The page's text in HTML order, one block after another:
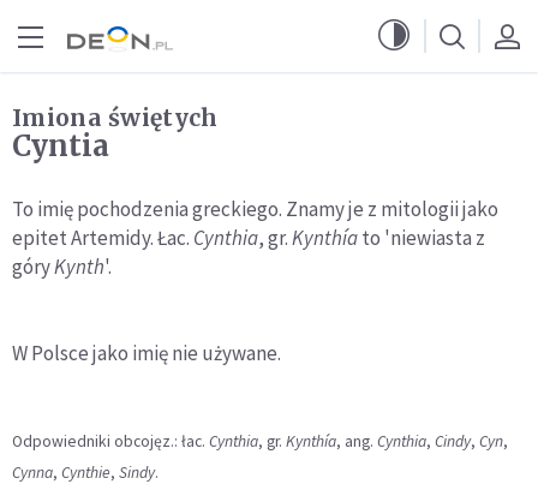
Imiona świętych
Cyntia
To imię pochodzenia greckiego. Znamy je z mitologii jako
epitet Artemidy. Łac. Cynthia, gr.Kynthíato 'niewiasta z
góryKynth'.
W Polsce jako imię nie używane.
Odpowiedniki obcojęz.: łac. Cynthia, gr. Kynthía, ang. Cynthia, Cindy, Cyn,
Cynna, Cynthie, Sindy.